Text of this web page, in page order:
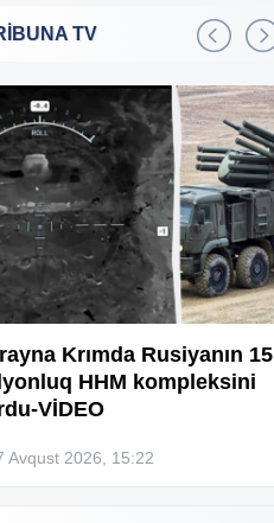
Bakıda 2,5 milyon manata
Sərdar Ortaç xəstəxanaya
yerləşdirilib?
Rüşvətdə təqsirləndirilən 3
vəzifəli şəxsin məhkəməsi
başlayır
“Həyat yoldaşın istəmirsə,
Kiberpolis əməliyyat keçirdi:
Xarici saytları ələ keçirən
TV
Krımda Rusiyanın 15
HHM kompleksini
VİDEO
Avqust 2026, 15:22